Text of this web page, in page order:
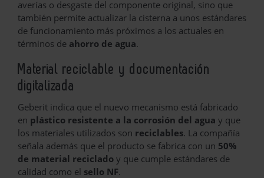
averías o desgaste del componente original, sino que
también permite actualizar la cisterna a unos estándares
de funcionamiento más próximos a los actuales en
términos de ahorro de agua.
Material reciclable y documentación
digitalizada
Geberit indica que el nuevo mecanismo está fabricado
en plástico resistente a la corrosión del agua y que
los materiales utilizados son reciclables. La compañía
señala además que el producto se fabrica con un 50%
de material reciclado y que cumple estándares de
calidad como el sello NF.